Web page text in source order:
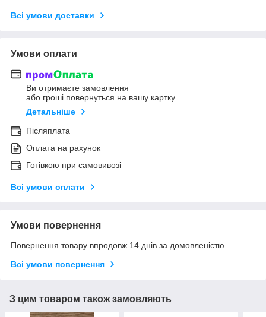
Всі умови доставки
Умови оплати
Ви отримаєте замовлення
або гроші повернуться на вашу картку
Детальніше
Післяплата
Оплата на рахунок
Готівкою при самовивозі
Всі умови оплати
Умови повернення
Повернення товару впродовж 14 днів за домовленістю
Всі умови повернення
З цим товаром також замовляють